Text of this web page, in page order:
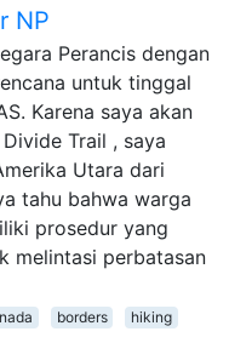
NP
Perancis dengan
untuk tinggal
Karena saya akan
Trail , saya
Utara dari
tahu bahwa warga
prosedur yang
melintasi perbatasan
borders hiking